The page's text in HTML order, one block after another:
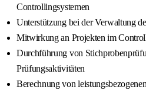
Controllingsystemen
Unterstützung bei der Verwaltung
Mitwirkung an Projekten im
Durchführung von
Prüfungsaktivitäten
Berechnung von